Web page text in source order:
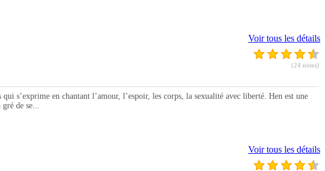
Voir tous les détails
(24 notes)
s’exprime en chantant l’amour, l’espoir, les corps, la sexualité avec liberté. Hen est une
de se...
Voir tous les détails